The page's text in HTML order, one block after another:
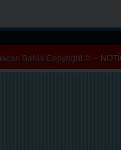
Bahia Copyright © --